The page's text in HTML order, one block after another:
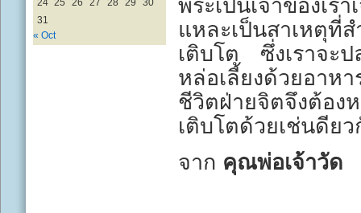
24 25 26 27 28 29
30
31
« Oct
พระเป็นเจ้าของเร
แหละเป็นสาเหตุที่
เติบโต ซึ่งเราจะป
หล่อเลี้ยงด้วยอา
ชีวิตฝ่ายจิตจึงต้อง
เติบโตด้วยเช่นดีย
จาก คุณพ่อเจ้าวัด